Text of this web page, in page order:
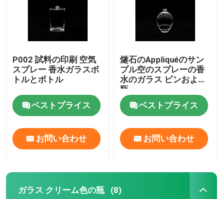
P002 試料の印刷 空気
スプレー 香水ガラスボ
トルとボトル
ベストプライス
お問い合わせ
燧石のAppliquéのサン
プル空のスプレーの香
水のガラス ビンおよび
瓶
ベストプライス
お問い合わせ
ガラス クリーム色の瓶 (8)